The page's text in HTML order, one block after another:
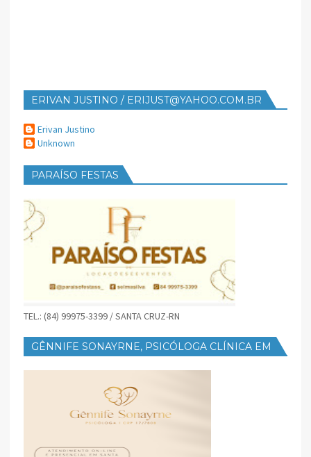
ERIVAN JUSTINO / ERIJUST@YAHOO.COM.BR
Erivan Justino
Unknown
PARAÍSO FESTAS
TEL.: (84) 99975-3399 / SANTA CRUZ-RN
GÊNNIFE SONAYRNE, PSICÓLOGA CLÍNICA EM